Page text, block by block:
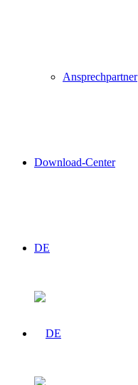
Ansprechpartner
Download-Center
DE